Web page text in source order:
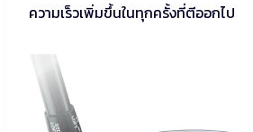
ความเร็วเพิ่มขึ้นในทุกครั้งที่ตีออกไป